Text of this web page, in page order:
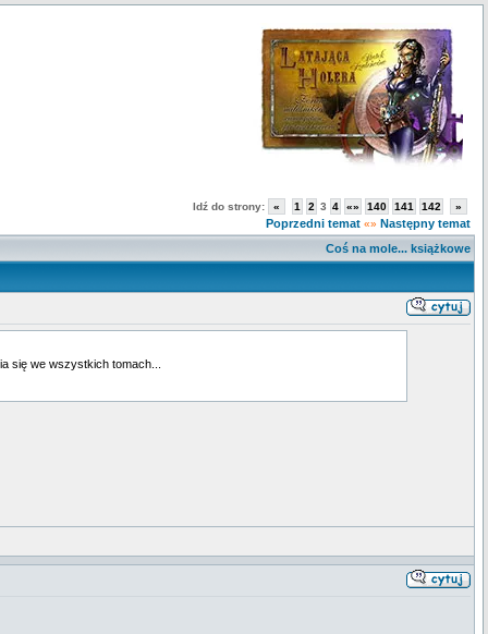
Idź do strony: « 1 2 3 4 «» 140 141 142 »
Poprzedni temat «» Następny temat
Coś na mole... książkowe
się we wszystkich tomach...